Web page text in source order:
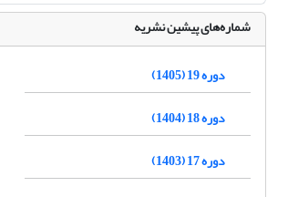
شماره‌های پیشین نشریه
دوره 19 (1405)
دوره 18 (1404)
دوره 17 (1403)